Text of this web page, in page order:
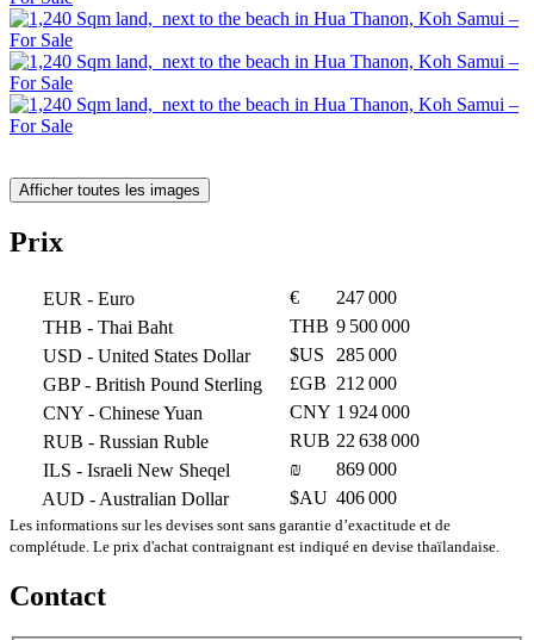
Afficher toutes les images
Prix
EUR - Euro €
247 000
THB - Thai Baht THB 9 500 000
USD - United States Dollar $US
285 000
GBP- British Pound Sterling £GB 212 000
CNY - Chinese Yuan CNY 1 924 000
RUB - Russian Ruble RUB 22 638 000
ILS - Israeli New Sheqel ₪
869 000
AUD - Australian Dollar $AU 406 000
Les informations sur les devises sont sans garantie d’exactitude et de
complétude. Le prix d'achat contraignant est indiqué en devise thaïlandaise.
Contact